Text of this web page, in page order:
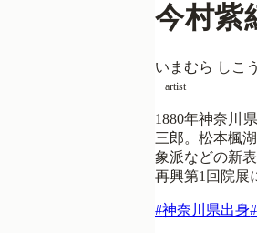
今村紫
いまむら しこう
artist
1880年神奈川
三郎。松本楓
象派などの新
再興第1回院展
#神奈川県出身#